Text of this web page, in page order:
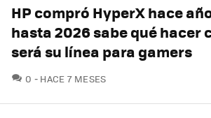
HP compró HyperX hace
hasta 2026 sabe qué hacer
será su línea para gamers
0 COMENTARIOS
HACE 7 MESES